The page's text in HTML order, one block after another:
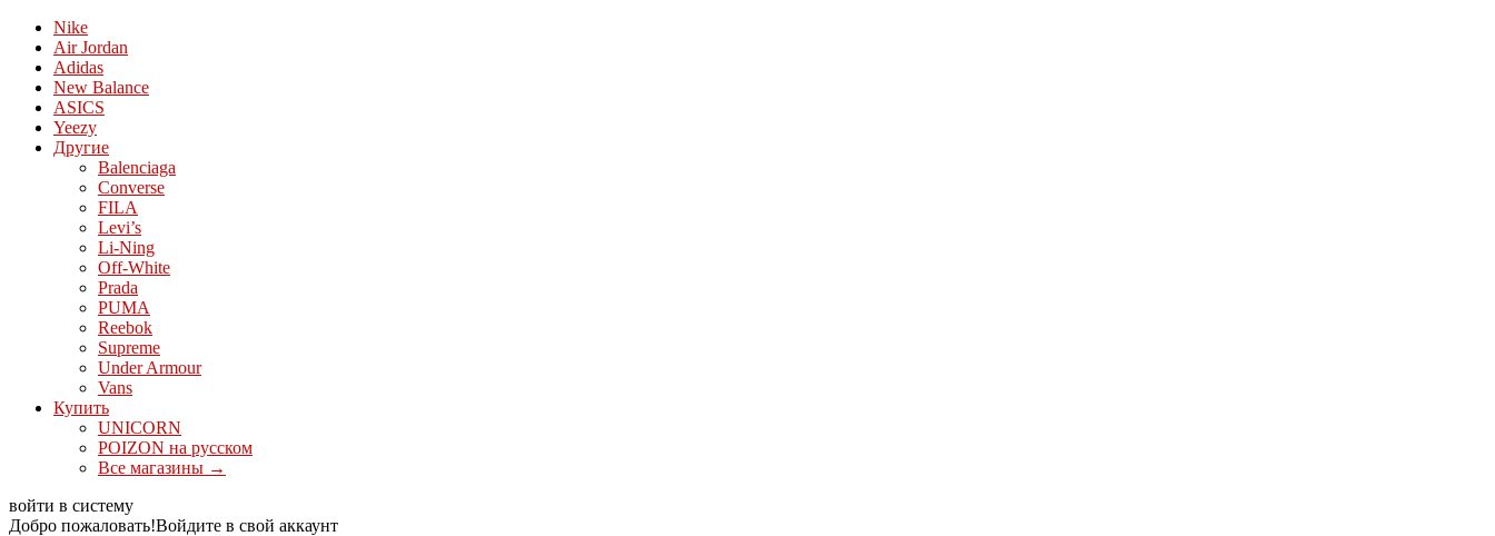
Nike
Air Jordan
Adidas
New Balance
ASICS
Yeezy
Другие
Balenciaga
Converse
FILA
Levi’s
Li-Ning
Off-White
Prada
PUMA
Reebok
Supreme
Under Armour
Vans
Купить
UNICORN
POIZON на русском
Все магазины →
войти в систему
Добро пожаловать!Войдите в свой аккаунт